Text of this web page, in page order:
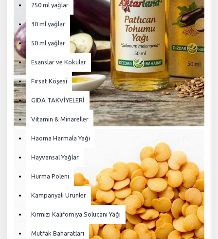
250 ml yağlar
30 ml yağlar
50 ml yağlar
Esanslar ve Kokular
Fırsat Köşesi
GIDA TAKVİYELERİ
Vitamin & Minareller
Haoma Harmala Yağı
Hayvansal Yağlar
Hurma Poleni
Kampanyalı Ürünler
Kırmızı Kaliforniya Solucanı Yağı
Mutfak Baharatları